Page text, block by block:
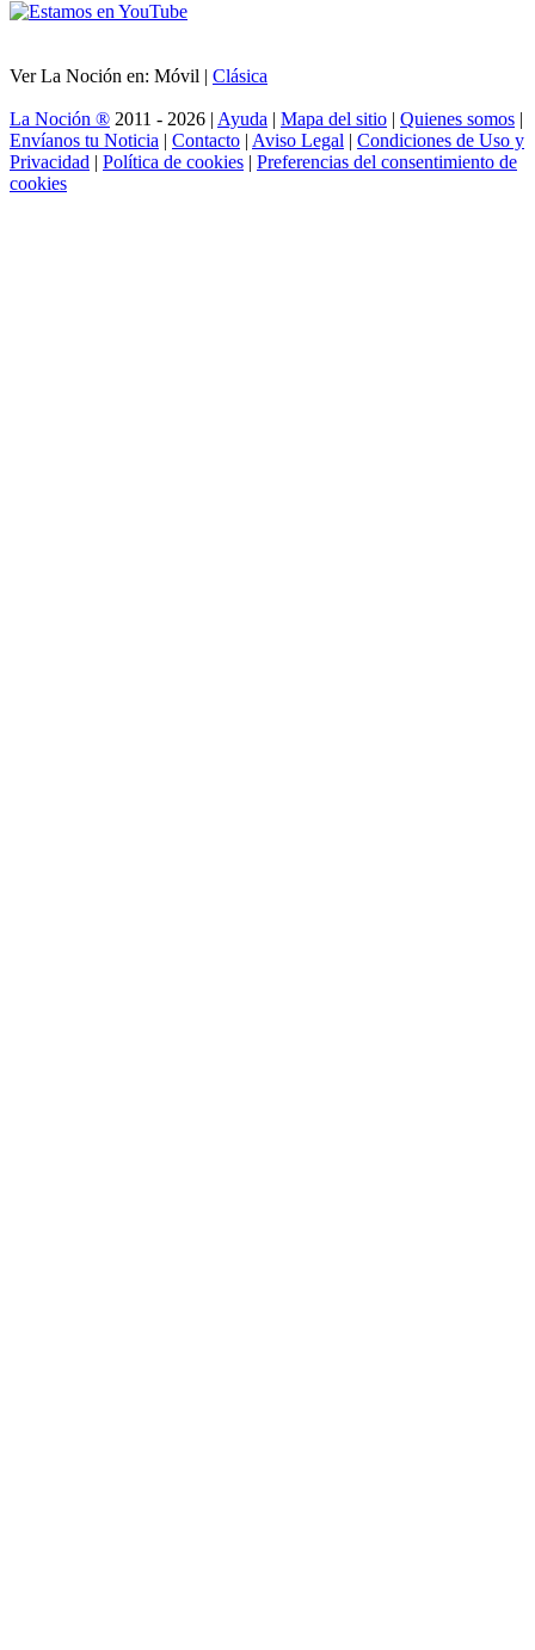
Ver La Noción en: Móvil | Clásica
La Noción ® 2011 - 2026 | Ayuda | Mapa del sitio | Quienes somos |
Envíanos tu Noticia | Contacto | Aviso Legal | Condiciones de Uso y
Privacidad | Política de cookies | Preferencias del consentimiento de
cookies